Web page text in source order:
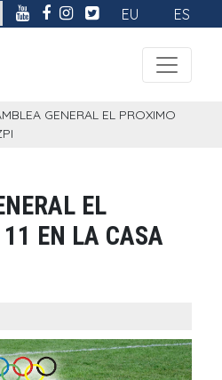
EU ES
GENERAL EL PROXIMO
EL
EN LA CASA